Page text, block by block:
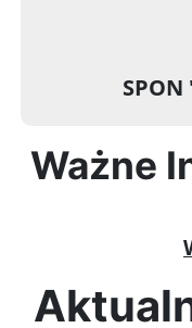
Ważne